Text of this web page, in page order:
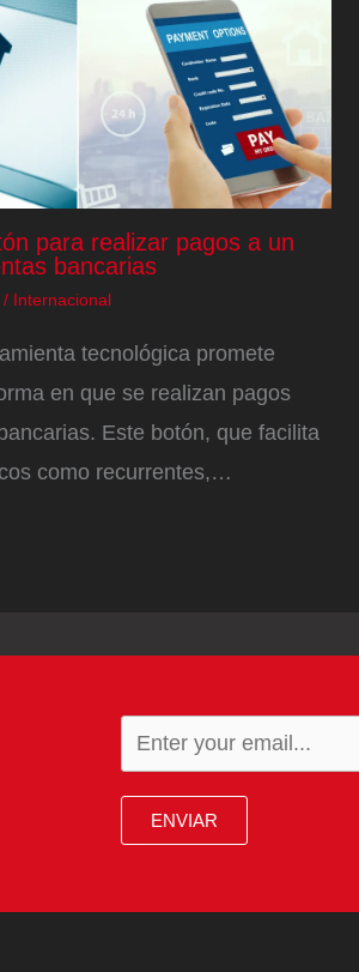
para realizar pagos a un
bancarias
/ Internacional
tecnológica promete
en que se realizan pagos
Este botón, que facilita
como recurrentes,…
ENVIAR